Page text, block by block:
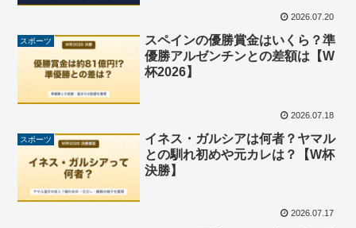
2026.07.20
スポーツ
スペインの優勝賞金はいくら？準
優勝アルゼンチンとの差額は【W
杯2026】
2026.07.18
スポーツ
イネス・ガルシアは何者？ヤマル
との馴れ初めや元カレは？【W杯
決勝】
2026.07.17